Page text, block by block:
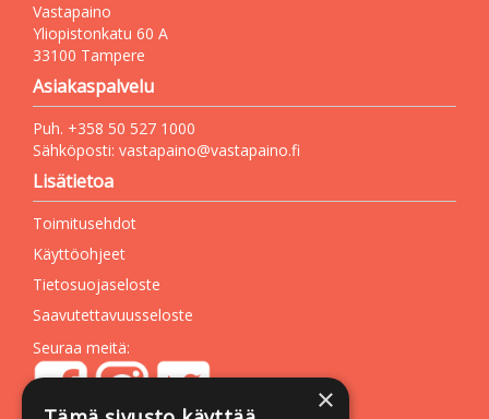
Vastapaino
Yliopistonkatu 60 A
33100 Tampere
Asiakaspalvelu
Puh. +358 50 527 1000
Sähköposti: vastapaino@vastapaino.fi
Lisätietoa
Toimitusehdot
Käyttöohjeet
Tietosuojaseloste
Saavutettavuusseloste
Seuraa meitä:
×